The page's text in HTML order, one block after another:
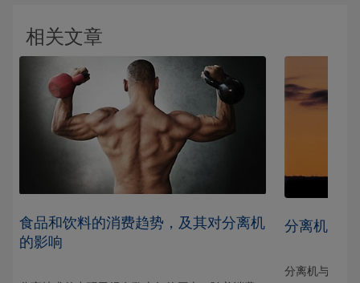
相关文章
食品和饮料的消费趋势，及其对分离机
的影响
分离机与
分离机与可持